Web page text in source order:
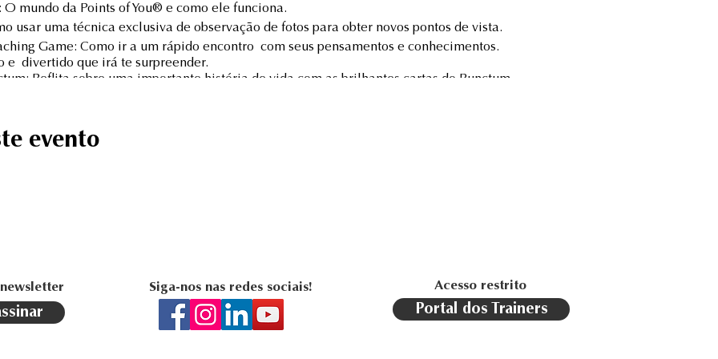
O mundo da Points of You® e como ele funciona.
usar uma técnica exclusiva de observação de fotos para obter novos pontos de vista.
Game: Como ir a um rápido encontro com seus pensamentos e conhecimentos.
e divertido que irá te surpreender.
Reflita sobre uma importante história de vida com as brilhantes cartas do Punctum.
do workshop, caderno, kit de cartas exclusivas do L.1, bolsa “Hello Points”.
of You® Explorer.
da ICF.
evento
Siga-nos nas redes sociais! Acesso restrito
Portal dos Trainers